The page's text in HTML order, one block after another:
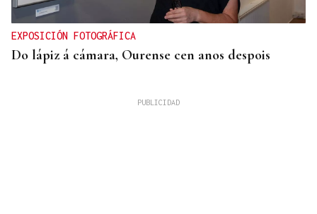
EXPOSICIÓN FOTOGRÁFICA
Do lápiz á cámara, Ourense cen anos despois